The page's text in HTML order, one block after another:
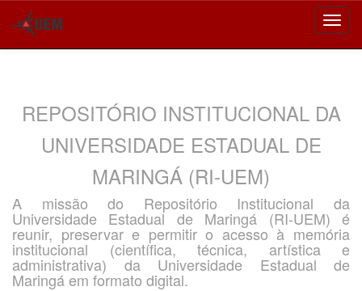
REPOSITÓRIO INSTITUCIONAL DA
UNIVERSIDADE ESTADUAL DE
MARINGÁ (RI-UEM)
A missão do Repositório Institucional da
Universidade Estadual de Maringá (RI-UEM) é
reunir, preservar e permitir o acesso à memória
institucional (científica, técnica, artística e
administrativa) da Universidade Estadual de
Maringá em formato digital.